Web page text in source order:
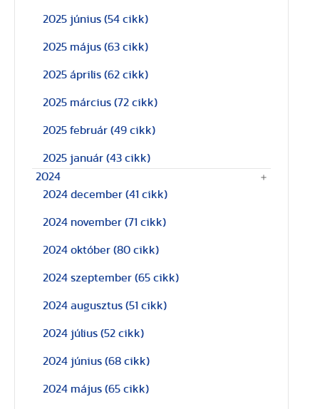
2025 június (54 cikk)
2025 május (63 cikk)
2025 április (62 cikk)
2025 március (72 cikk)
2025 február (49 cikk)
2025 január (43 cikk)
2024
2024 december (41 cikk)
2024 november (71 cikk)
2024 október (80 cikk)
2024 szeptember (65 cikk)
2024 augusztus (51 cikk)
2024 július (52 cikk)
2024 június (68 cikk)
2024 május (65 cikk)